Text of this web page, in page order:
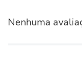
Nenhuma